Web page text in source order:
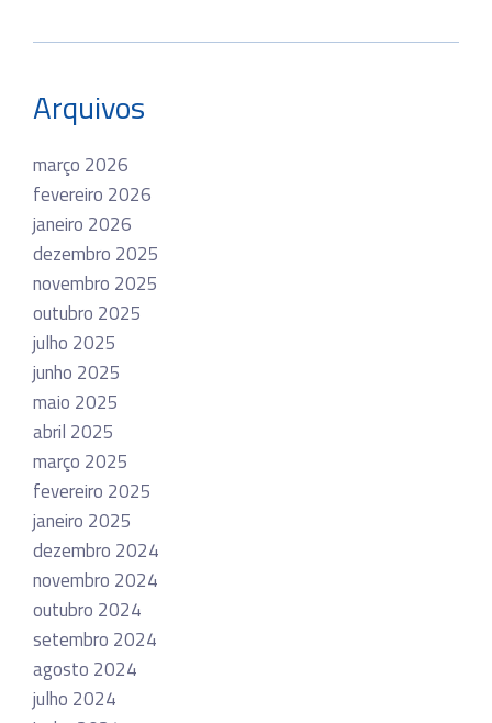
Arquivos
março 2026
fevereiro 2026
janeiro 2026
dezembro 2025
novembro 2025
outubro 2025
julho 2025
junho 2025
maio 2025
abril 2025
março 2025
fevereiro 2025
janeiro 2025
dezembro 2024
novembro 2024
outubro 2024
setembro 2024
agosto 2024
julho 2024